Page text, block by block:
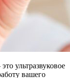
ультразвуковое
вашего